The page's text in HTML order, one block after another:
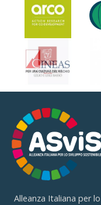
Alleanza Italiana per